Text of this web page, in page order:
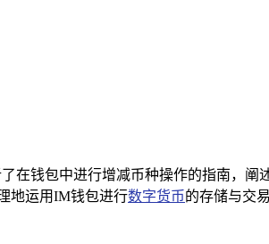
钱包中进行增减币种操作的指南，阐
地运用IM钱包进行数字货币的存储与交